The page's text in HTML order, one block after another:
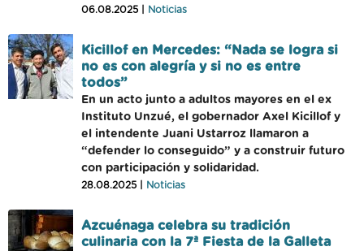
06.08.2025 | Noticias
Kicillof en Mercedes: “Nada se logra si
no es con alegría y si no es entre
todos”
En un acto junto a adultos mayores en el ex
Instituto Unzué, el gobernador Axel Kicillof y
el intendente Juani Ustarroz llamaron a
“defender lo conseguido” y a construir futuro
con participación y solidaridad.
28.08.2025 | Noticias
Azcuénaga celebra su tradición
culinaria con la 7ª Fiesta de la Galleta